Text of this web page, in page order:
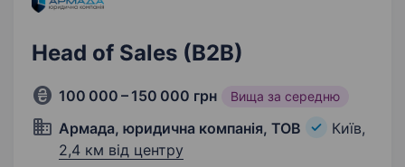
Head of Sales (B2B)
100 000 – 150 000 грн Вища за середню
Армада, юридична компанія, ТОВ
Київ,
2,4 км від центру